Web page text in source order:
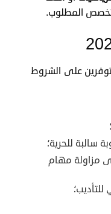
المطلوب.
على الشروط
للحرية؛
مزاولة مهام